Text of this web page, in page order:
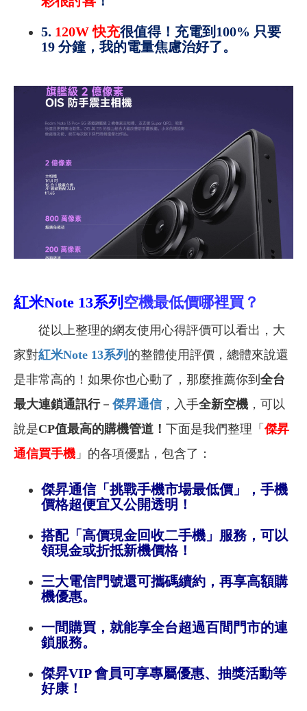
5. 120W 快充很值得！充電到100% 只要
19 分鐘，我的電量焦慮治好了。
紅米Note 13系列 空機最低價哪裡買？
從以上整理的網友使用心得評價可以看出，大
家對紅米Note 13系列 的整體使用評價，總體來說還
是非常高的！ 如果你也心動了，那麼推薦你到 全台
最大連鎖通訊行－ 傑昇通信，入手全新空機 ，可以
說是CP值最高的購機管道！ 下面是我們整理「傑昇
通信買手機 」的各項優點，包含了：
傑昇通信「挑戰手機市場最低價」，手機
價格超便宜又公開透明！
搭配「高價現金回收二手機」服務，可以
領現金或折抵新機價格！
三大電信門號還可攜碼續約，再享高額購
機優惠。
一間購買，就能享全台超過百間門市的連
鎖服務。
傑昇VIP 會員可享專屬優惠、抽獎活動等
好康！